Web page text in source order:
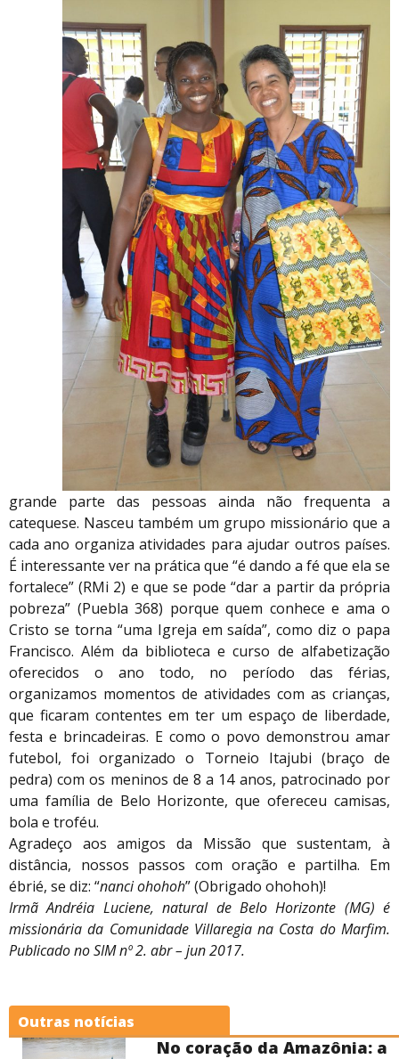
grande parte das pessoas ainda não frequenta a
catequese. Nasceu também um grupo missionário que a
cada ano organiza atividades para ajudar outros países.
É interessante ver na prática que “é dando a fé que ela se
fortalece” (RMi 2) e que se pode “dar a partir da própria
pobreza” (Puebla 368) porque quem conhece e ama o
Cristo se torna “uma Igreja em saída”, como diz o papa
Francisco. Além da biblioteca e curso de alfabetização
oferecidos o ano todo, no período das férias,
organizamos momentos de atividades com as crianças,
que ficaram contentes em ter um espaço de liberdade,
festa e brincadeiras. E como o povo demonstrou amar
futebol, foi organizado o Torneio Itajubi (braço de
pedra) com os meninos de 8 a 14 anos, patrocinado por
uma família de Belo Horizonte, que ofereceu camisas,
bola e troféu.
Agradeço aos amigos da Missão que sustentam, à
distância, nossos passos com oração e partilha. Em
ébrié, se diz: “nanci ohohoh” (Obrigado ohohoh)!
Irmã Andréia Luciene, natural de Belo Horizonte (MG) é
missionária da Comunidade Villaregia na Costa do Marfim.
Publicado no SIM nº 2. abr – jun 2017.
Outras notícias
a
III Missão Jovem